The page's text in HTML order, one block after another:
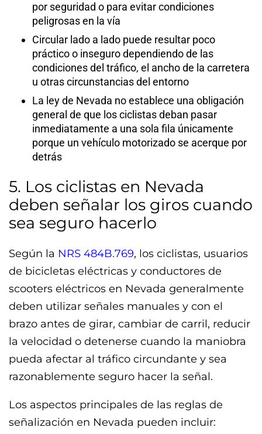
por seguridad o para evitar condiciones
peligrosas en la vía
Circular lado a lado puede resultar poco
práctico o inseguro dependiendo de las
condiciones del tráfico, el ancho de la carretera
u otras circunstancias del entorno
La ley de Nevada no establece una obligación
general de que los ciclistas deban pasar
inmediatamente a una sola fila únicamente
porque un vehículo motorizado se acerque por
detrás
5. Los ciclistas en Nevada
deben señalar los giros cuando
sea seguro hacerlo
Según la NRS 484B.769, los ciclistas, usuarios
de bicicletas eléctricas y conductores de
scooters eléctricos en Nevada generalmente
deben utilizar señales manuales y con el
brazo antes de girar, cambiar de carril, reducir
la velocidad o detenerse cuando la maniobra
pueda afectar al tráfico circundante y sea
razonablemente seguro hacer la señal.
Los aspectos principales de las reglas de
señalización en Nevada pueden incluir: